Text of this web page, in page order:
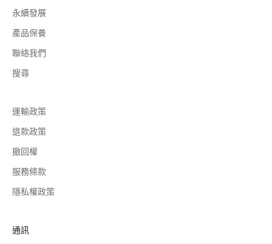
永續發展
產品保養
聯絡我們
搜尋
運輸政策
退款政策
撤回權
服務條款
隱私權政策
通訊